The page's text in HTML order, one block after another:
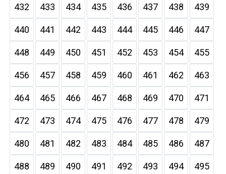
432 433 434 435 436 437 438 439
440 441 442 443 444 445 446 447
448 449 450 451 452 453 454 455
456 457 458 459 460 461 462 463
464 465 466 467 468 469 470 471
472 473 474 475 476 477 478 479
480 481 482 483 484 485 486 487
488 489 490 491 492 493 494 495